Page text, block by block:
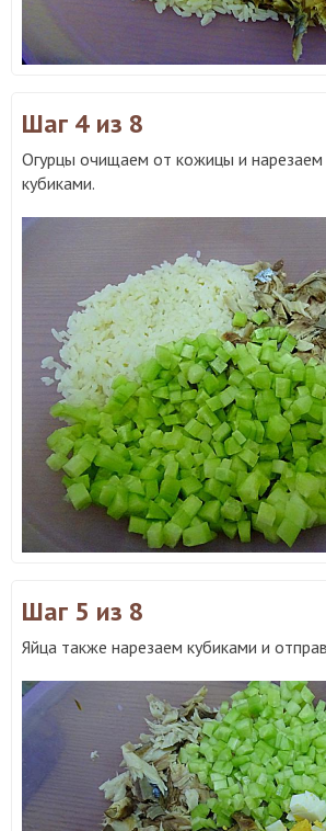
Шаг 4 из 8
Огурцы очищаем от кожицы и
кубиками.
Шаг 5 из 8
Яйца также нарезаем кубиками и